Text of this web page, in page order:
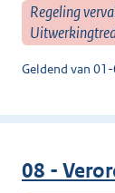
Regeling
Geldend van
08 -